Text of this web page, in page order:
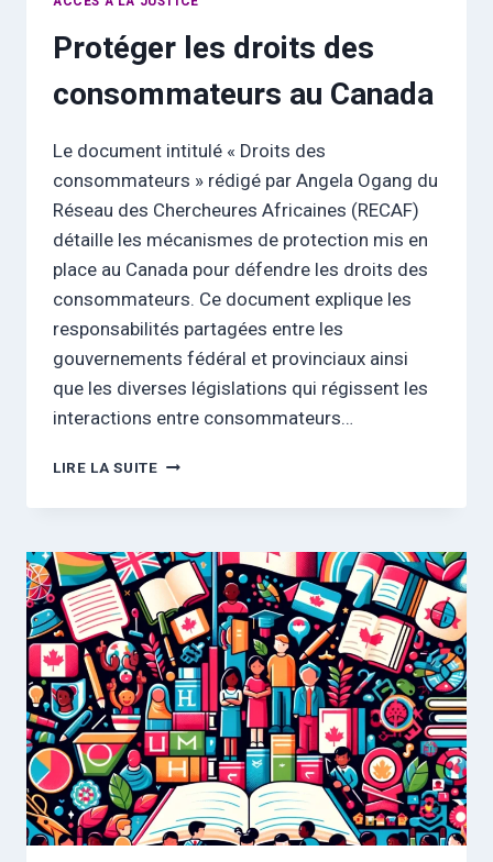
Protéger les droits des
consommateurs au Canada
Le document intitulé « Droits des
consommateurs » rédigé par Angela Ogang du
Réseau des Chercheures Africaines (RECAF)
détaille les mécanismes de protection mis en
place au Canada pour défendre les droits des
consommateurs. Ce document explique les
responsabilités partagées entre les
gouvernements fédéral et provinciaux ainsi
que les diverses législations qui régissent les
interactions entre consommateurs…
LIRE LA SUITEPROTÉGER
DROITS
CONSOMMATEURS
AU
CANADA